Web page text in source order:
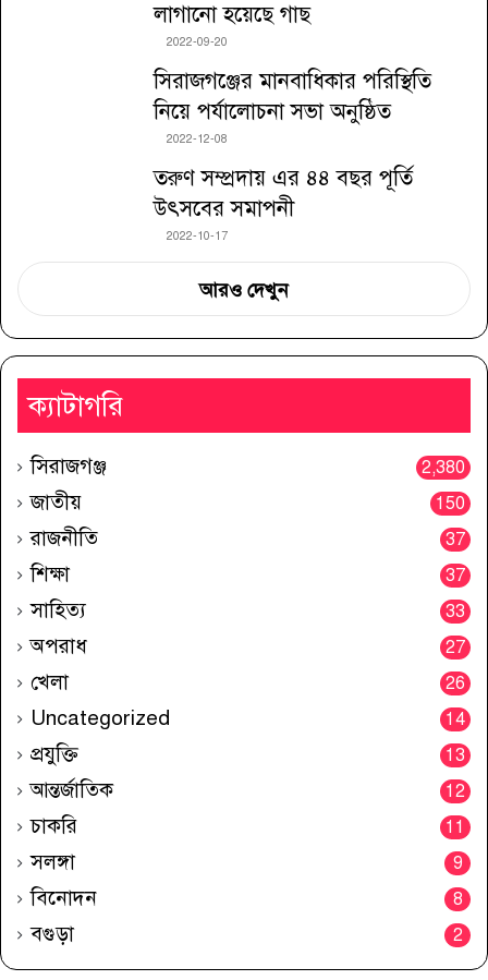
লাগানো হয়েছে গাছ
2022-09-20
সিরাজগঞ্জের মানবাধিকার পরিস্থিতি
নিয়ে পর্যালোচনা সভা অনুষ্ঠিত
2022-12-08
তরুণ সম্প্রদায় এর ৪৪ বছর পূর্তি
উৎসবের সমাপনী
2022-10-17
আরও দেখুন
ক্যাটাগরি
সিরাজগঞ্জ 2,380
জাতীয় 150
রাজনীতি 37
শিক্ষা 37
সাহিত্য 33
অপরাধ 27
খেলা 26
Uncategorized 14
প্রযুক্তি 13
আন্তর্জাতিক 12
চাকরি 11
সলঙ্গা 9
বিনোদন 8
বগুড়া 2